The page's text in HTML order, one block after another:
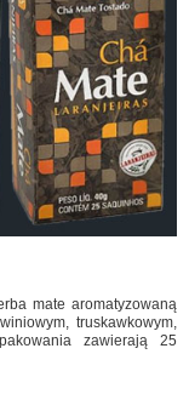
mate aromatyzowaną
truskawkowym,
zawierają 25